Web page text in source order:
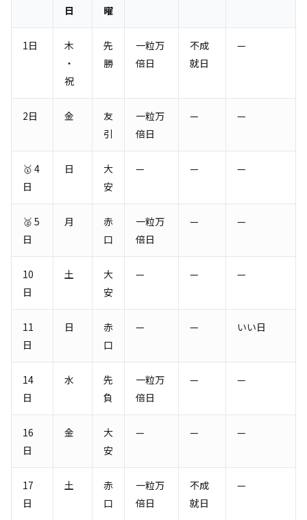
日
曜
1日
木
・
祝
先
勝
一粒万
倍日
不成
就日
—
2日 金
友
引
一粒万
倍日
— —
🥇 4
日
日
大
安
— — —
🥈 5
日
月
赤
口
一粒万
倍日
— —
10
日
土
大
安
— — —
11
日
日
赤
口
— — いい日
14
日
水
先
負
一粒万
倍日
— —
16
日
金
大
安
— — —
17
日
土
赤
口
一粒万
倍日
不成
就日
—